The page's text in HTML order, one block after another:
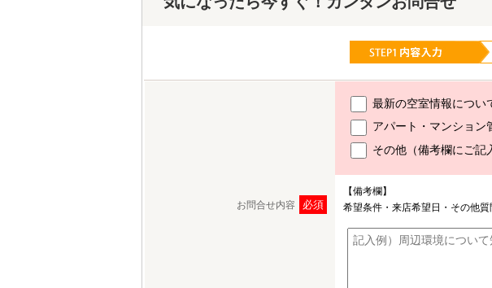
お問合せ内容 必須
最新の空室情報につい
アパート・マンション
その他（備考欄にご記
【備考欄】
希望条件・来店希望日・その他質